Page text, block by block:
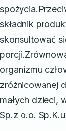
składnik
skonsultować
organizmu
zróżnicowanej
małych dzieci,
Sp.z o.o.